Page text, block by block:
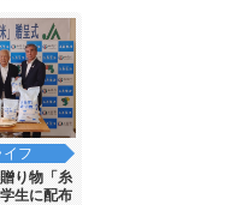
イフ
り物「糸
生に配布